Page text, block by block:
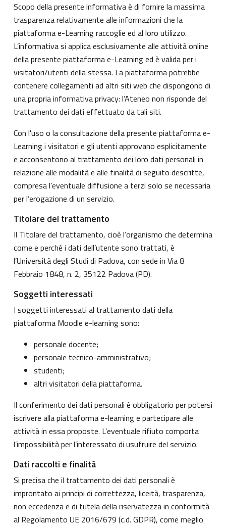
Scopo della presente informativa è di fornire la massima
trasparenza relativamente alle informazioni che la
piattaforma e-Learning raccoglie ed al loro utilizzo.
L’informativa si applica esclusivamente alle attività online
della presente piattaforma e-Learning ed è valida per i
visitatori/utenti della stessa. La piattaforma potrebbe
contenere collegamenti ad altri siti web che dispongono di
una propria informativa privacy: l’Ateneo non risponde del
trattamento dei dati effettuato da tali siti.
Con l'uso o la consultazione della presente piattaforma e-
Learning i visitatori e gli utenti approvano esplicitamente
e acconsentono al trattamento dei loro dati personali in
relazione alle modalità e alle finalità di seguito descritte,
compresa l’eventuale diffusione a terzi solo se necessaria
per l’erogazione di un servizio.
Titolare del trattamento
Il Titolare del trattamento, cioè l’organismo che determina
come e perché i dati dell’utente sono trattati, è
l’Università degli Studi di Padova, con sede in Via 8
Febbraio 1848, n. 2, 35122 Padova (PD).
Soggetti interessati
I soggetti interessati al trattamento dati della
piattaforma Moodle e-learning sono:
personale docente;
personale tecnico-amministrativo;
studenti;
altri visitatori della piattaforma.
Il conferimento dei dati personali è obbligatorio per potersi
iscrivere alla piattaforma e-learning e partecipare alle
attività in essa proposte. L’eventuale rifiuto comporta
l’impossibilità per l’interessato di usufruire del servizio.
Dati raccolti e finalità
Si precisa che il trattamento dei dati personali è
improntato ai principi di correttezza, liceità, trasparenza,
non eccedenza e di tutela della riservatezza in conformità
al Regolamento UE 2016/679 (c.d. GDPR), come meglio